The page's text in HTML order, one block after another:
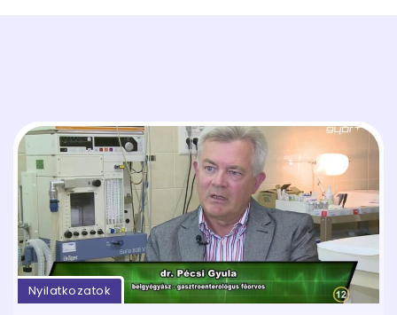
Nyilatkozatok